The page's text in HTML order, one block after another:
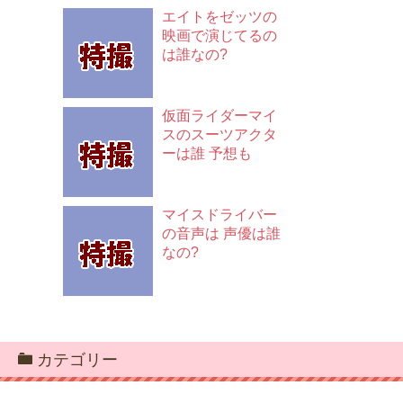
エイトをゼッツの
映画で演じてるの
は誰なの?
仮面ライダーマイ
スのスーツアクタ
ーは誰 予想も
マイスドライバー
の音声は 声優は誰
なの?
カテゴリー